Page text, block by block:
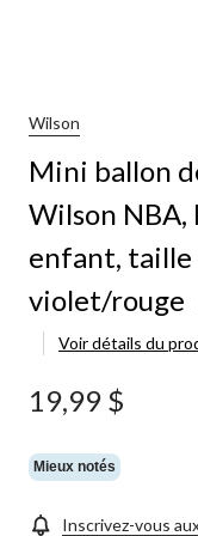
Wilson
Mini ballon
Wilson NBA,
enfant, taille
violet/rouge
Voir détails du
19,99 $
Mieux notés
Inscrivez-vous